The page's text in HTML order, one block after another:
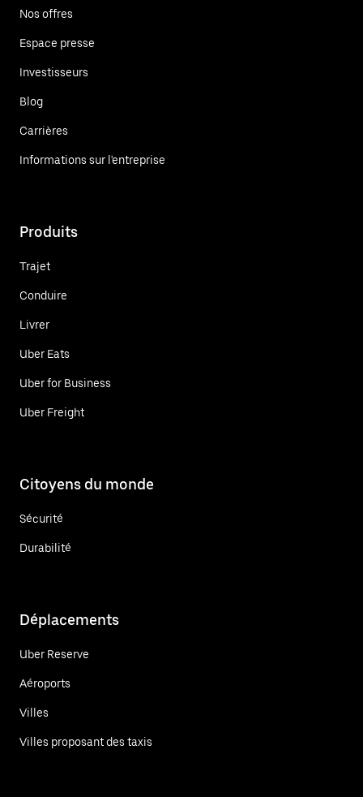
Nos offres
Espace presse
Investisseurs
Blog
Carrières
Informations sur l'entreprise
Produits
Trajet
Conduire
Livrer
Uber Eats
Uber for Business
Uber Freight
Citoyens du monde
Sécurité
Durabilité
Déplacements
Uber Reserve
Aéroports
Villes
Villes proposant des taxis